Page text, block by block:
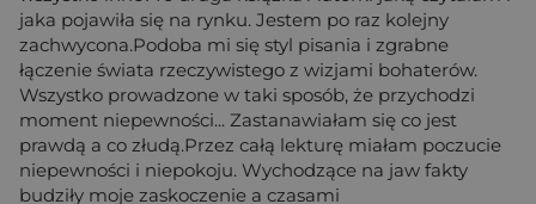
jaka pojawiła się na rynku. Jestem po raz kolejny
zachwycona.Podoba mi się styl pisania i zgrabne
łączenie świata rzeczywistego z wizjami bohaterów.
Wszystko prowadzone w taki sposób, że przychodzi
moment niepewności... Zastanawiałam się co jest
prawdą a co złudą.Przez całą lekturę miałam poczucie
niepewności i niepokoju. Wychodzące na jaw fakty
budziły moje zaskoczenie a czasami